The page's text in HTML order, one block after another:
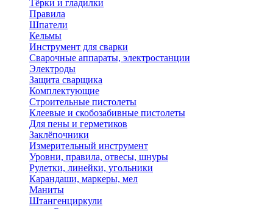
Тёрки и гладилки
Правила
Шпатели
Кельмы
Инструмент для сварки
Сварочные аппараты, электростанции
Электроды
Защита сварщика
Комплектующие
Строительные пистолеты
Клеевые и скобозабивные пистолеты
Для пены и герметиков
Заклёпочники
Измерительный инструмент
Уровни, правила, отвесы, шнуры
Рулетки, линейки, угольники
Карандаши, маркеры, мел
Маниты
Штангенциркули